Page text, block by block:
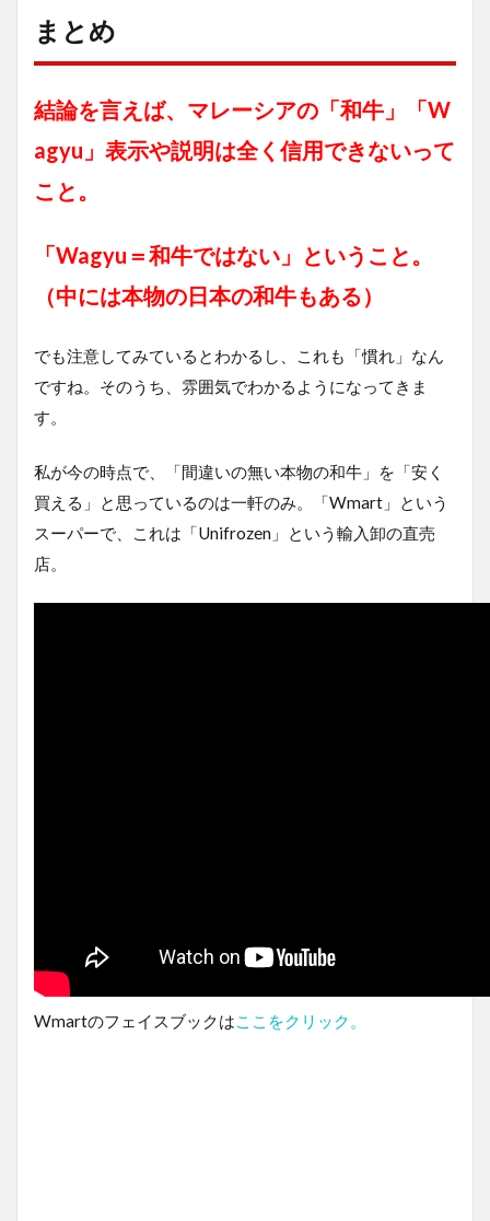
まとめ
結論を言えば、マレーシアの「和牛」「W
agyu」表示や説明は全く信用できないって
こと。
「Wagyu＝和牛ではない」ということ。
（中には本物の日本の和牛もある）
でも注意してみているとわかるし、これも「慣れ」なん
ですね。そのうち、雰囲気でわかるようになってきま
す。
私が今の時点で、「間違いの無い本物の和牛」を「安く
買える」と思っているのは一軒のみ。「Wmart」という
スーパーで、これは「Unifrozen」という輸入卸の直売
店。
Wmartのフェイスブックは ここをクリック。